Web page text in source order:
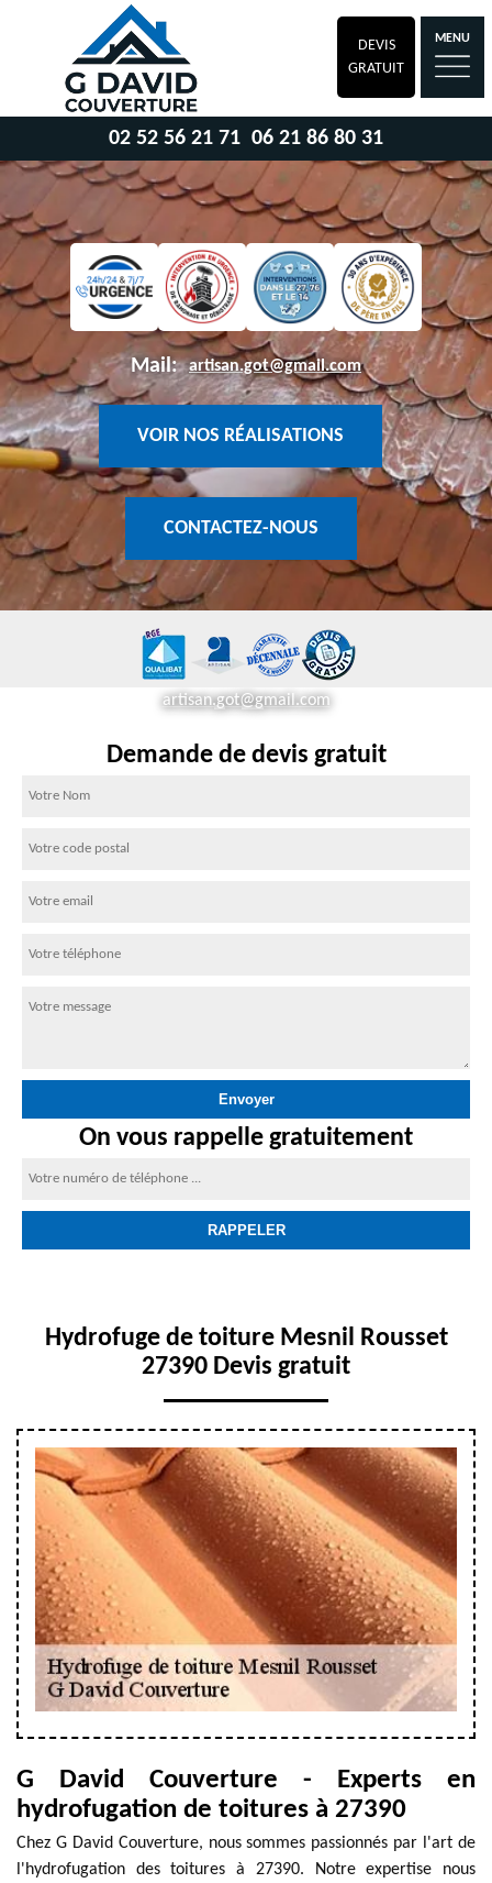
DEVIS
GRATUIT
MENU
02 52 56 21 71 06 21 86 80 31
Mail: artisan.got@gmail.com
VOIR NOS RÉALISATIONS
CONTACTEZ-NOUS
artisan.got@gmail.com
Demande de devis gratuit
On vous rappelle gratuitement
Hydrofuge de toiture Mesnil Rousset
27390 Devis gratuit
G David Couverture - Experts en
hydrofugation de toitures à 27390
Chez G David Couverture, nous sommes passionnés par l'art de
l'hydrofugation des toitures à 27390. Notre expertise nous